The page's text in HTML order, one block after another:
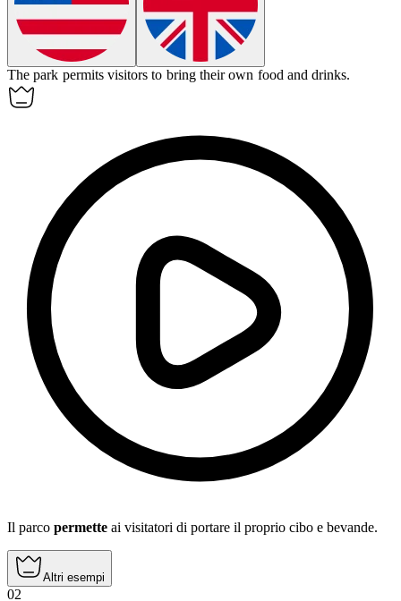
The park permits visitors to bring their own food and drinks.
Il parco permette ai visitatori di portare il proprio cibo e bevande.
Altri esempi
02